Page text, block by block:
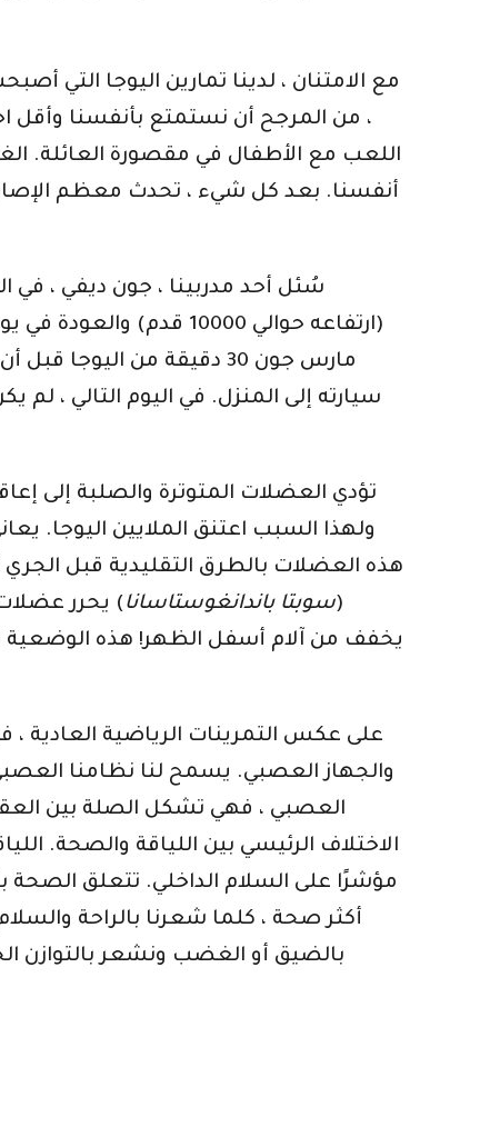
مع الامتنان ، لدينا تمارين اليوجا التي
، من المرجح أن نستمتع بأنفسنا وأقل
اللعب مع الأطفال في مقصورة العائلة.
أنفسنا. بعد كل شيء ، تحدث معظم
سُئل أحد مدربينا ، جون ديفي ،
(ارتفاعه حوالي
سيارته إلى المنزل. في اليوم التالي ،
تؤدي العضلات المتوترة والصلبة إلى
ولهذا السبب اعتنق الملايين اليوجا.
هذه العضلات بالطرق التقليدية قبل
(سوبتا باندانغوستاسانا ) يحرر
يخفف من آلام أسفل الظهر! هذه الوضعية
على عكس التمرينات الرياضية العادية
والجهاز العصبي. يسمح لنا نظامنا
العصبي ، فهي تشكل الصلة بين العقل
الاختلاف الرئيسي بين اللياقة والصحة.
مؤشرًا على السلام الداخلي. تتعلق
أكثر صحة ، كلما شعرنا بالراحة
بالضيق أو الغضب ونشعر بالتوازن